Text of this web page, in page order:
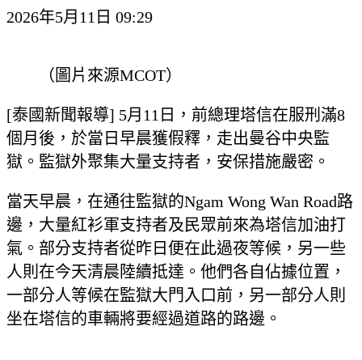
2026年5月11日 09:29
（圖片來源MCOT）
[泰國新聞報導] 5月11日，前總理塔信在服刑滿8
個月後，於當日早晨獲假釋，走出曼谷中央監
獄。監獄外聚集大量支持者，安保措施嚴密。
當天早晨，在通往監獄的Ngam Wong Wan Road路
邊，大量紅衫軍支持者及民眾前來為塔信加油打
氣。部分支持者從昨日便在此過夜等候，另一些
人則在今天清晨陸續抵達。他們各自佔據位置，
一部分人等候在監獄大門入口前，另一部分人則
坐在塔信的車輛將要經過道路的路邊。